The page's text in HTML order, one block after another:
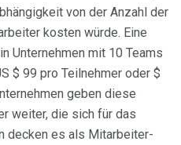
von der Anzahl der
kosten würde. Eine
Unternehmen mit 10 Teams
$ 99 pro Teilnehmer oder $
geben diese
weiter, die sich für das
decken es als Mitarbeiter-